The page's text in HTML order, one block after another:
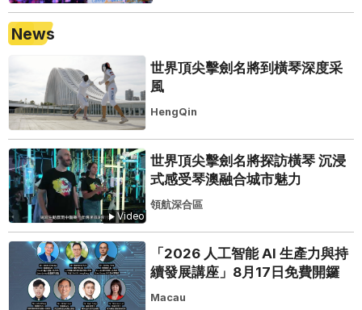
News
世界頂尖擊劍名將到橫琴深度采
風
HengQin
Video
世界頂尖擊劍名將探訪橫琴 沉浸
式感受琴澳融合城市魅力
領航深合區
「2026 人工智能 AI 生產力與持
續發展講座」8月17日免費開鑼
Macau